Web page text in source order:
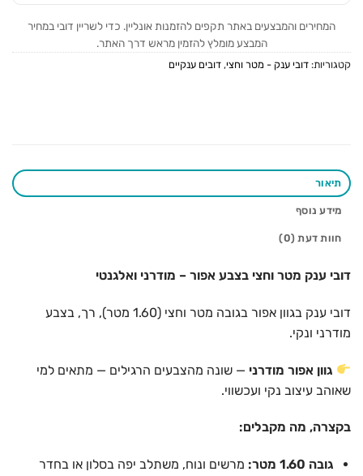
המחירים והמבצעים באתר תקפים להזמנות אונליין. כדי לשריין דובי במחיר
המבצע מומלץ להזמין מראש דרך האתר.
קטגוריות: דובי ענק - מטר וחצי, דובים ענקיים
תיאור
מידע נוסף
חוות דעת (0)
דובי ענק מטר וחצי בצבע אפור – מודרני ואלגנטי
דובי ענק בגוון אפור בגובה מטר וחצי (1.60 מטר), רך, בצבע
מודרני ונקי.
גוון אפור מודרני — שונה מהצבעים הרגילים — מתאים למי
שאוהב עיצוב נקי ועכשווי.
בקצרה, מה מקבלים:
גובה 1.60 מטר:
מרשים ונוח, משתלב יפה בסלון או בחדר